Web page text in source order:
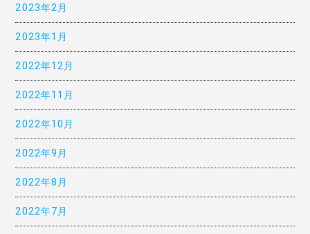
2023年2月
2023年1月
2022年12月
2022年11月
2022年10月
2022年9月
2022年8月
2022年7月